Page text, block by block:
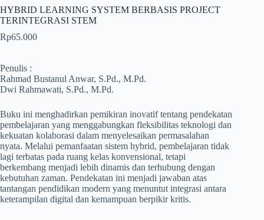
HYBRID LEARNING SYSTEM BERBASIS PROJECT
TERINTEGRASI STEM
Rp65.000
Penulis :
Rahmad Bustanul Anwar, S.Pd., M.Pd.
Dwi Rahmawati, S.Pd., M.Pd.
Buku ini menghadirkan pemikiran inovatif tentang pendekatan
pembelajaran yang menggabungkan fleksibilitas teknologi dan
kekuatan kolaborasi dalam menyelesaikan permasalahan
nyata. Melalui pemanfaatan sistem hybrid, pembelajaran tidak
lagi terbatas pada ruang kelas konvensional, tetapi
berkembang menjadi lebih dinamis dan terhubung dengan
kebutuhan zaman. Pendekatan ini menjadi jawaban atas
tantangan pendidikan modern yang menuntut integrasi antara
keterampilan digital dan kemampuan berpikir kritis.